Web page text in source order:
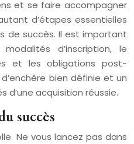
et se faire accompagner
d’étapes essentielles
de succès. Il est important
d’inscription, le
et les obligations post-
bien définie et un
d’une acquisition réussie.
succès
Ne vous lancez pas dans